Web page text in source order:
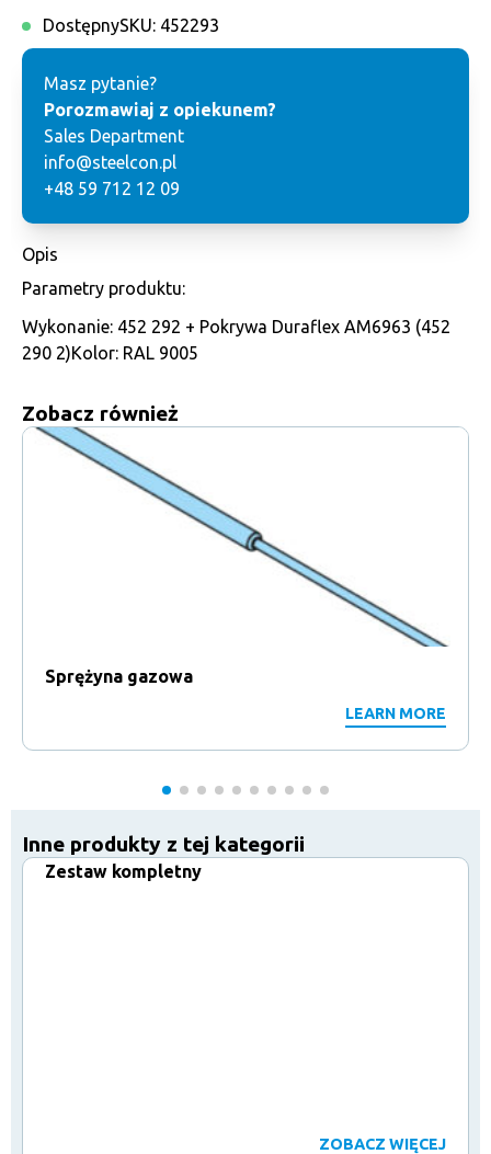
DostępnySKU: 452293
Masz pytanie?
Porozmawiaj z opiekunem?
Sales Department
info@steelcon.pl
+48 59 712 12 09
Opis
Parametry produktu:
Wykonanie: 452 292 + Pokrywa Duraflex AM6963 (452
290 2)Kolor: RAL 9005
Zobacz również
Sprężyna gazowa
LEARN MORE
Inne produkty z tej kategorii
Zestaw kompletny
ZOBACZ WIĘCEJ